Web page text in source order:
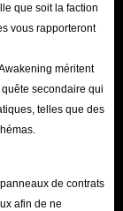
que soit la faction
vous rapporteront
méritent
secondaire qui
telles que des
de contrats
afin de ne